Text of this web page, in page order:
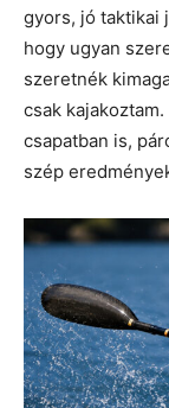
gyors, jó taktikai
hogy ugyan
szeretnék
csak
csapatban is,
szép